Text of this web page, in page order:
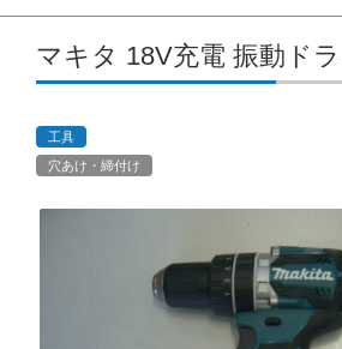
コンテンツに移動
マキタ 18V充電 振動ド
工具
穴あけ・締付け